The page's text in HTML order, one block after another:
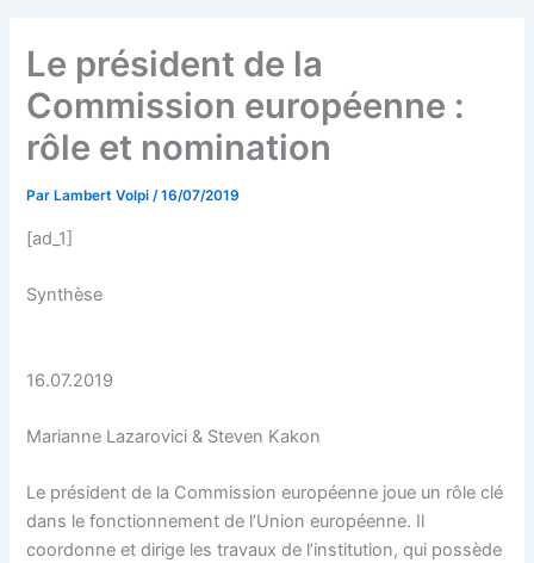
Le président de la
Commission européenne :
rôle et nomination
Par Lambert Volpi/16/07/2019
[ad_1]
Synthèse
16.07.2019
Marianne Lazarovici & Steven Kakon
Le président de la Commission européenne joue un rôle clé
dans le fonctionnement de l’Union européenne. Il
coordonne et dirige les travaux de l’institution, qui possède